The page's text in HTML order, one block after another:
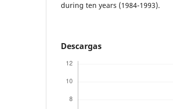
during ten years (1984-1993).
Descargas